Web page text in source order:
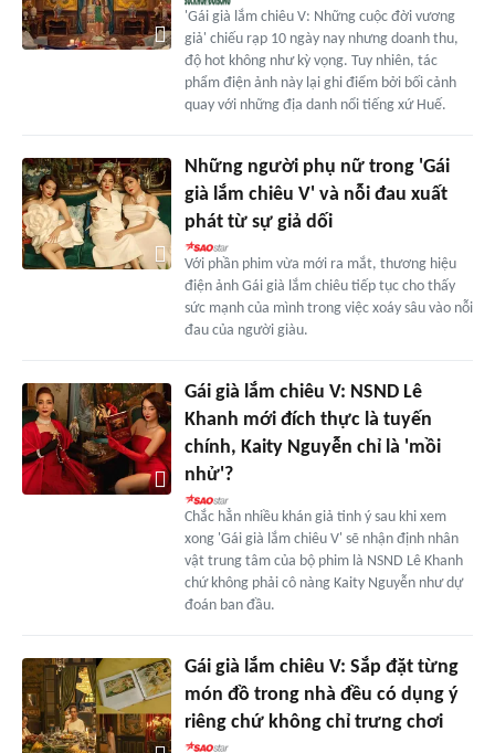
'Gái già lắm chiêu V: Những cuộc đời vương
giả' chiếu rạp 10 ngày nay nhưng doanh thu,
độ hot không như kỳ vọng. Tuy nhiên, tác
phẩm điện ảnh này lại ghi điểm bởi bối cảnh
quay với những địa danh nổi tiếng xứ Huế.
Những người phụ nữ trong 'Gái
già lắm chiêu V' và nỗi đau xuất
phát từ sự giả dối
Với phần phim vừa mới ra mắt, thương hiệu
điện ảnh Gái già lắm chiêu tiếp tục cho thấy
sức mạnh của mình trong việc xoáy sâu vào nỗi
đau của người giàu.
Gái già lắm chiêu V: NSND Lê
Khanh mới đích thực là tuyến
chính, Kaity Nguyễn chỉ là 'mồi
nhử'?
Chắc hẳn nhiều khán giả tinh ý sau khi xem
xong 'Gái già lắm chiêu V' sẽ nhận định nhân
vật trung tâm của bộ phim là NSND Lê Khanh
chứ không phải cô nàng Kaity Nguyễn như dự
đoán ban đầu.
Gái già lắm chiêu V: Sắp đặt từng
món đồ trong nhà đều có dụng ý
riêng chứ không chỉ trưng chơi